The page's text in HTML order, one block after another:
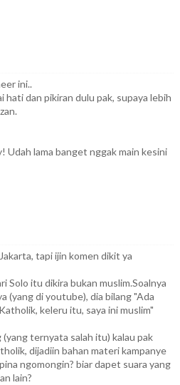
ini..
hati dan pikiran dulu pak, supaya lebih
Udah lama banget nggak main kesini
tapi ijin komen dikit ya
Solo itu dikira bukan muslim.Soalnya
(yang di youtube), dia bilang "Ada
keleru itu, saya ini muslim"
(yang ternyata salah itu) kalau pak
dijadiin bahan materi kampanye
ngomongin? biar dapet suara yang
lain?